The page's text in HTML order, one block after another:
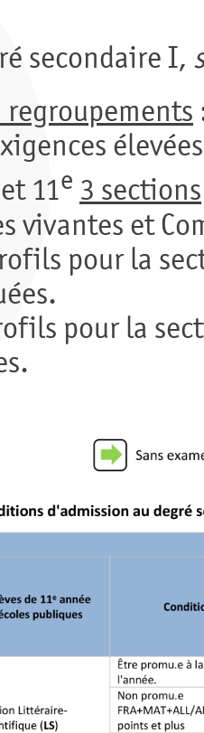
secondaire I,
regroupements
et 11e 3 sections
vivantes et
pour la
pour la